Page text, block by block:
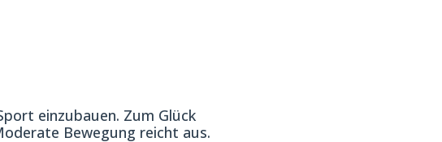
einzubauen. Zum Glück
Bewegung reicht aus.